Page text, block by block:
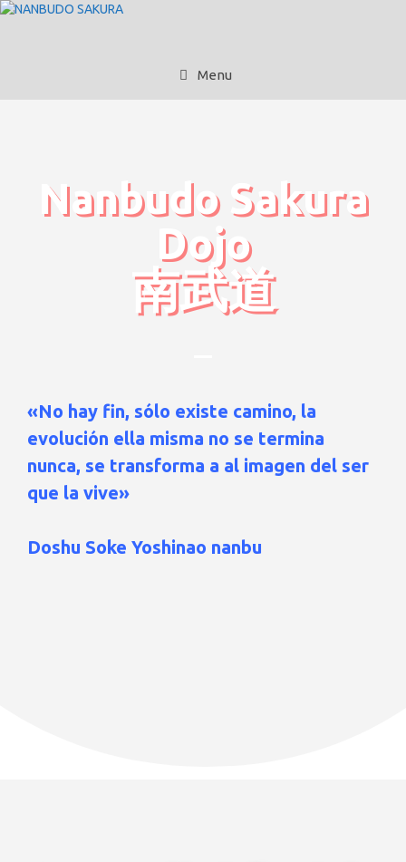
Menu
Nanbudo Sakura
Dojo
南武道
«No hay fin, sólo existe camino, la
evolución ella misma no se termina
nunca, se transforma a al imagen del ser
que la vive»
Doshu Soke Yoshinao nanbu